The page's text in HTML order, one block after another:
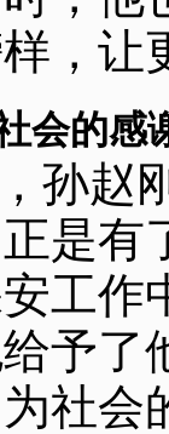
，让
会的感
孙赵
是有
工作
予了
社会